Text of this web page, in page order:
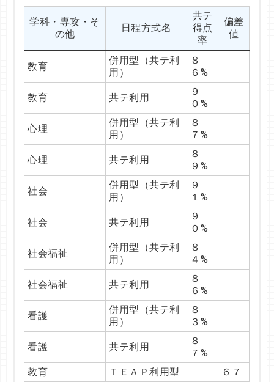
の他
共テ
得点
率
値
併用型（共テ利
用）
７
７%
７
８%
神
ＴＥＡＰ利用型 ５７
の他
共テ
得点
率
値
併用型（共テ利
用）
８
９%
８
９%
併用型（共テ利
用）
８
８%
８
９%
併用型（共テ利
用）
８
７%
８
８%
併用型（共テ利
用）
８
９%
８
９%
併用型（共テ利
用）
８
６%
８
７%
フランス文
併用型（共テ利
用）
８
学科・専攻・そ
の他
日程方式名
共テ
得点
率
偏差
値
教育
併用型（共テ利
用）
８
６%
教育 共テ利用
９
０%
心理
併用型（共テ利
用）
８
７%
心理 共テ利用
８
９%
社会
併用型（共テ利
用）
９
１%
社会 共テ利用
９
０%
社会福祉
併用型（共テ利
用）
８
４%
社会福祉 共テ利用
８
６%
看護
併用型（共テ利
用）
８
３%
看護 共テ利用
８
７%
教育
ＴＥＡＰ利用型
６７